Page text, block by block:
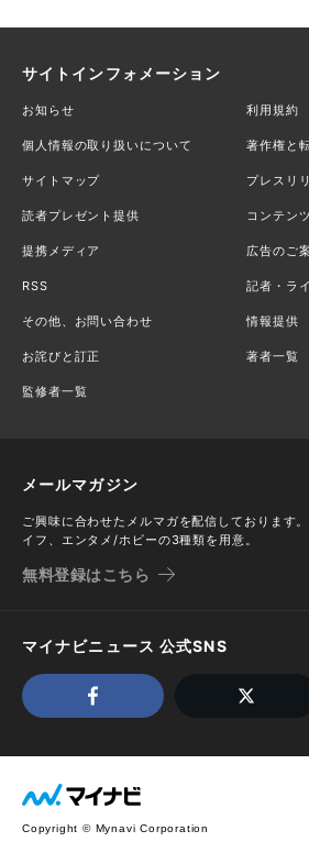
サイトインフォメーション
お知らせ 利用規約
個人情報の取り扱いについて 著作権と
サイトマップ プレスリ
読者プレゼント提供 コンテン
提携メディア 広告のご
RSS 記者・ラ
その他、お問い合わせ 情報提供
お詫びと訂正 著者一覧
監修者一覧
メールマガジン
ご興味に合わせたメルマガを配信しております
イフ、エンタメ/ホビーの3種類を用意。
無料登録はこちら
マイナビニュース 公式SNS
Copyright © Mynavi Corporation